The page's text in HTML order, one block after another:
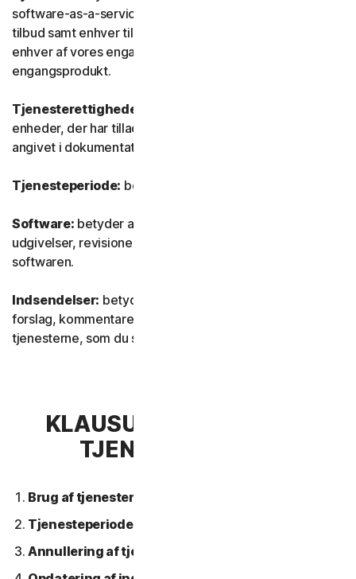
software-as-a-service (SaaS) abonnementsbaserede
tilbud samt enhver tilknyttet funktion eller tjeneste samt
enhver af vores engangstjenester eller ethvert
engangsprodukt.
Tjenesterettigheder:
enheder, der har tilladelse til at bruge softwaren, som
angivet i dokumentationen.
Tjenesteperiode: betyder tjenestens varighed.
Software: betyder al vores software, inklusive
udgivelser, revisioner, opdateringer eller forbedringer af
softwaren.
Indsendelser: betyder al feedback, alle anmeldelser,
forslag, kommentarer eller ideer vedrørende
tjenesterne, som du sender til os.
KLAUSUL 2 – GENERELLE
TJENESTEVILKÅR
Brug af tjenesterne.
Tjenesteperiode.
Annullering af tjeneste.